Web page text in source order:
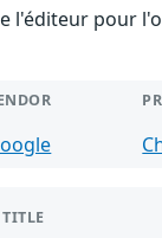
l'éditeur pour
TITLE